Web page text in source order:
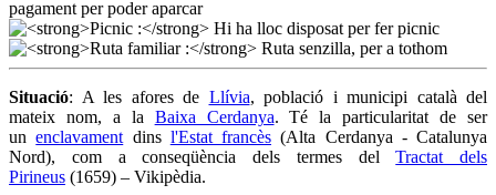
Situació: A les afores de Llívia, població i municipi català del
mateix nom, a la Baixa Cerdanya. Té la particularitat de ser
unenclavament dins l'Estat francès (Alta Cerdanya - Catalunya
Nord), com a conseqüència dels termes delTractat dels
Pirineus (1659) – Vikipèdia.